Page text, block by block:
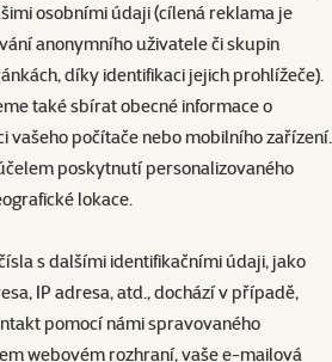
osobními údaji (cílená reklama je
anonymního uživatele či skupin
díky identifikaci jejich prohlížeče).
také sbírat obecné informace o
vašeho počítače nebo mobilního zařízení.
poskytnutí personalizovaného
lokace.
s dalšími identifikačními údaji, jako
IP adresa, atd., dochází v případě,
pomocí námi spravovaného
webovém rozhraní, vaše e-mailová